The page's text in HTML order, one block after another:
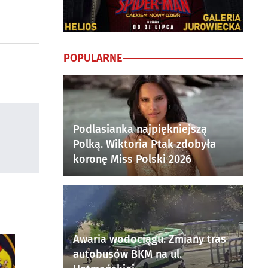
POPULARNE
Podlasianka najpiękniejszą
Polką. Wiktoria Ptak zdobyła
koronę Miss Polski 2026
Awaria wodociągu. Zmiany tras
autobusów BKM na ul.